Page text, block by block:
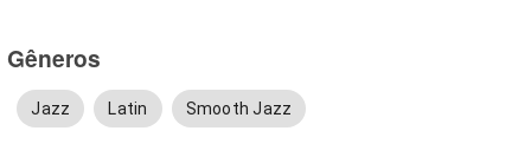
Gêneros
Jazz Latin Smooth Jazz